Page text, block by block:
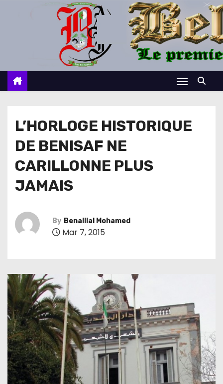
c
L’HORLOGE HISTORIQUE
DE BENISAF NE
CARILLONNE PLUS
JAMAIS
By Benalllal Mohamed
Mar 7, 2015